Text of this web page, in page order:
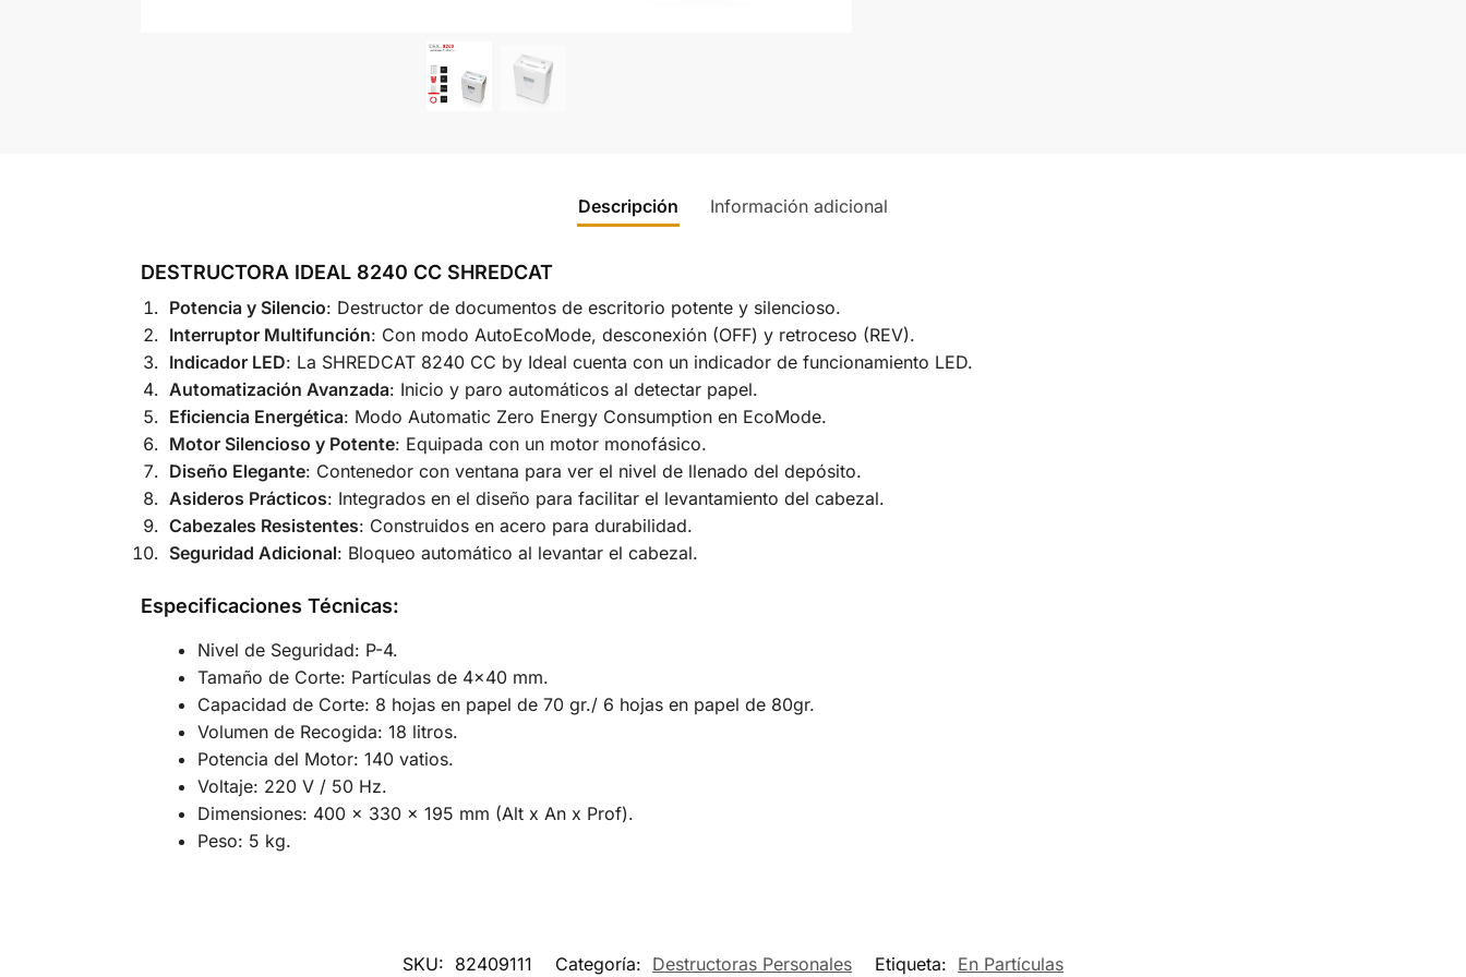
Descripción Información adicional
DESTRUCTORA IDEAL 8240 CC SHREDCAT
Potencia y Silencio: Destructor de documentos de escritorio potente y silencioso.
Interruptor Multifunción: Con modo AutoEcoMode, desconexión (OFF) y retroceso (REV).
Indicador LED: La SHREDCAT 8240 CC by Ideal cuenta con un indicador de funcionamiento LED.
Automatización Avanzada: Inicio y paro automáticos al detectar papel.
Eficiencia Energética: Modo Automatic Zero Energy Consumption en EcoMode.
Motor Silencioso y Potente: Equipada con un motor monofásico.
Diseño Elegante: Contenedor con ventana para ver el nivel de llenado del depósito.
Asideros Prácticos: Integrados en el diseño para facilitar el levantamiento del cabezal.
Cabezales Resistentes: Construidos en acero para durabilidad.
Seguridad Adicional: Bloqueo automático al levantar el cabezal.
Especificaciones Técnicas:
Nivel de Seguridad: P-4.
Tamaño de Corte: Partículas de 4×40 mm.
Capacidad de Corte: 8 hojas en papel de 70 gr./ 6 hojas en papel de 80gr.
Volumen de Recogida: 18 litros.
Potencia del Motor: 140 vatios.
Voltaje: 220 V / 50 Hz.
Dimensiones: 400 x 330 x 195 mm (Alt x An x Prof).
Peso: 5 kg.
SKU: 82409111 Categoría: Destructoras Personales Etiqueta: En Partículas